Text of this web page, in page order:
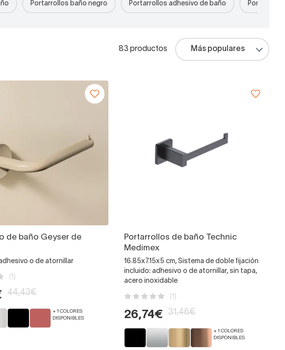
Portarrollos baño negro Portarrollos adhesivo de baño
83 productos
de baño Geyser de
o de atornillar
(1)
44,43€
+ 1 COLORES
DISPONIBLES
Portarrollos de baño Technic
Medimex
16.85x7.15x5 cm, Sistema de doble fijación
incluido: adhesivo o de atornillar, sin tapa,
acero inoxidable
(1)
26,74€ 31,46€
+ 1 COLORES
DISPONIBLES